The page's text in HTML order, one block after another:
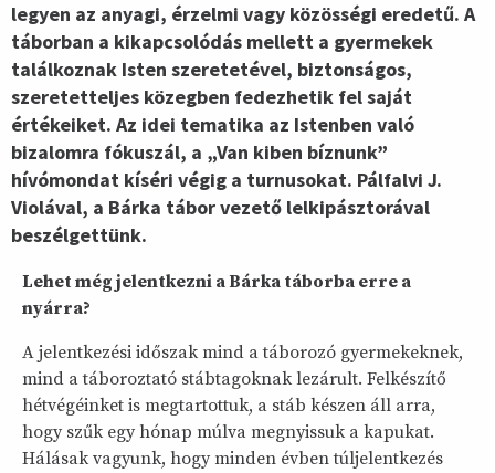
legyen az anyagi, érzelmi vagy közösségi eredetű. A
táborban a kikapcsolódás mellett a gyermekek
találkoznak Isten szeretetével, biztonságos,
szeretetteljes közegben fedezhetik fel saját
értékeiket. Az idei tematika az Istenben való
bizalomra fókuszál, a „Van kiben bíznunk”
hívómondat kíséri végig a turnusokat. Pálfalvi J.
Violával, a Bárka tábor vezető lelkipásztorával
beszélgettünk.
Lehet még jelentkezni a Bárka táborba erre a
nyárra?
A jelentkezési időszak mind a táborozó gyermekeknek,
mind a táboroztató stábtagoknak lezárult. Felkészítő
hétvégéinket is megtartottuk, a stáb készen áll arra,
hogy szűk egy hónap múlva megnyissuk a kapukat.
Hálásak vagyunk, hogy minden évben túljelentkezés